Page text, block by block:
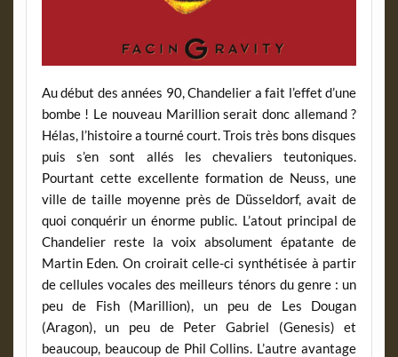
Au début des années 90, Chandelier a fait l’effet d’une
bombe ! Le nouveau Marillion serait donc allemand ?
Hélas, l’histoire a tourné court. Trois très bons disques
puis s’en sont allés les chevaliers teutoniques.
Pourtant cette excellente formation de Neuss, une
ville de taille moyenne près de Düsseldorf, avait de
quoi conquérir un énorme public. L’atout principal de
Chandelier reste la voix absolument épatante de
Martin Eden. On croirait celle-ci synthétisée à partir
de cellules vocales des meilleurs ténors du genre : un
peu de Fish (Marillion), un peu de Les Dougan
(Aragon), un peu de Peter Gabriel (Genesis) et
beaucoup, beaucoup de Phil Collins. L’autre avantage